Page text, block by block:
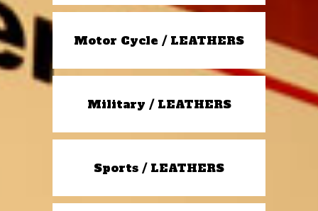
Motor Cycle / LEATHERS
Military / LEATHERS
Sports / LEATHERS